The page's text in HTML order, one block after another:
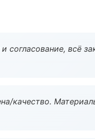
согласование, всё
качество.